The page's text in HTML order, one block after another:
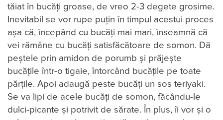
tăiat în bucăți groase, de vreo 2-3 degete grosime.
Inevitabil se vor rupe puțin în timpul acestui proces
așa că, începând cu bucăți mai mari, înseamnă că
vei rămâne cu bucăți satisfăcătoare de somon. Dă
peștele prin amidon de porumb și prăjește
bucățile într-o tigaie, întorcând bucățile pe toate
părțile. Apoi adaugă peste bucăți un sos teriyaki.
Se va lipi de acele bucăți de somon, făcându-le
dulci-picante și potrivit de sărate. În plus, îi vor și o